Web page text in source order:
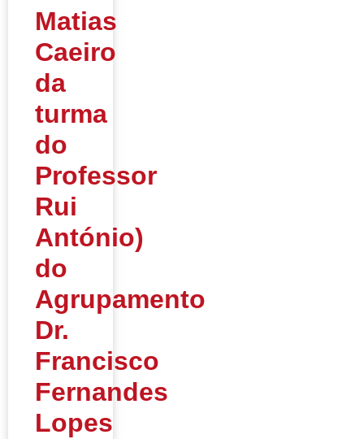
Matias
Caeiro
da
turma
do
Professor
Rui
António)
do
Agrupamento
Dr.
Francisco
Fernandes
Lopes